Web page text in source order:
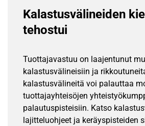
Kalastus­välineiden
tehostui
Tuottajavastuu on laajentunut
kalastusvälineisiin ja
kalastusvälineitä voi palauttaa
tuottajayhteisöjen
palautuspisteisiin. Katso
lajitteluohjeet ja keräyspisteiden